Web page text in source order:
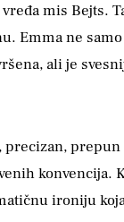
mis
Emma ne
ali je
ironiju